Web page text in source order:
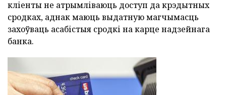
кліенты не атрымліваюць доступ да крэдытных
сродках, аднак маюць выдатную магчымасць
захоўваць асабістыя сродкі на карце надзейнага
банка.